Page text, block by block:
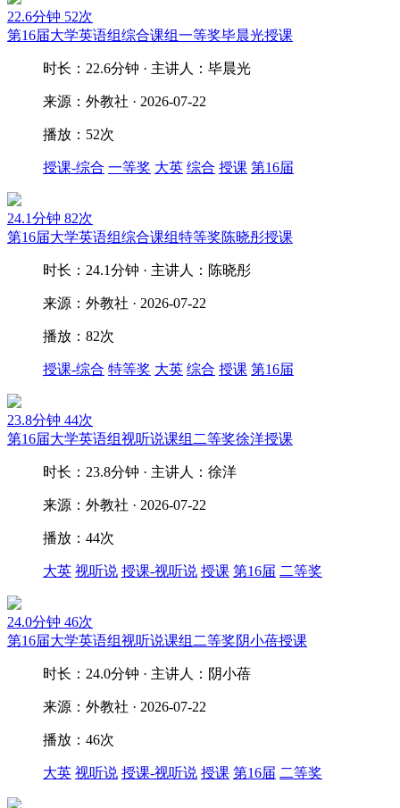
22.6分钟 52次
第16届大学英语组综合课组一等奖毕晨光授课
时长：22.6分钟 · 主讲人：毕晨光
来源：外教社 · 2026-07-22
播放：52次
授课-综合 一等奖 大英 综合 授课 第16届
24.1分钟 82次
第16届大学英语组综合课组特等奖陈晓彤授课
时长：24.1分钟 · 主讲人：陈晓彤
来源：外教社 · 2026-07-22
播放：82次
授课-综合 特等奖 大英 综合 授课 第16届
23.8分钟 44次
第16届大学英语组视听说课组二等奖徐洋授课
时长：23.8分钟 · 主讲人：徐洋
来源：外教社 · 2026-07-22
播放：44次
大英 视听说 授课-视听说 授课 第16届 二等奖
24.0分钟 46次
第16届大学英语组视听说课组二等奖阴小蓓授课
时长：24.0分钟 · 主讲人：阴小蓓
来源：外教社 · 2026-07-22
播放：46次
大英 视听说 授课-视听说 授课 第16届 二等奖